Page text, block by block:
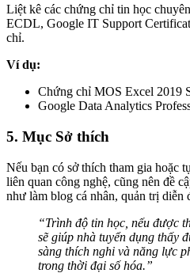
Liệt kê các chứng chỉ tin học
ECDL, Google IT Support
chỉ.
Ví dụ:
Chứng chỉ MOS Excel 2019
Google Data Analytics
5. Mục Sở thích
Nếu bạn có sở thích tham gia hoặc
liên quan công nghệ, cũng nên đề
như làm blog cá nhân, quản trị diễn
“Trình độ tin học, nếu được
sẽ giúp nhà tuyển dụng thấy
sàng thích nghi và năng lực
trong thời đại số hóa.”